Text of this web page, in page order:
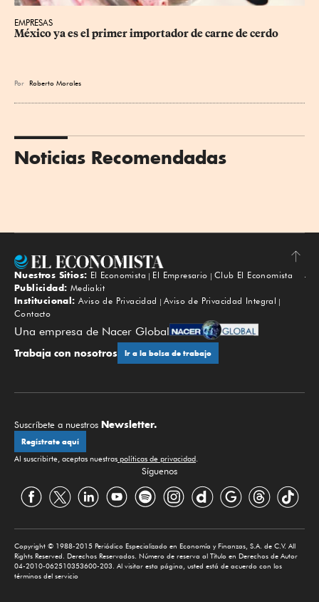
EMPRESAS
México ya es el primer importador de carne de cerdo
Por Roberto Morales
Noticias Recomendadas
Subir
Nuestros Sitios: El Economista El Empresario
Club El Economista
Publicidad: Mediakit
Institucional: Aviso de Privacidad
Aviso de Privacidad Integral
Contacto
Una empresa de Nacer Global
Trabaja con nosotros Ir a la bolsa de trabajo
Suscríbete a nuestros Newsletter.
Regístrate aquí
Al suscribirte, aceptas nuestras políticas de privacidad.
Síguenos
Copyright © 1988-2015 Periódico Especializado en Economía y Finanzas, S.A. de C.V. All
Rights Reserved. Derechos Reservados. Número de reserva al Título en Derechos de Autor
04-2010-062510353600-203. Al visitar esta página, usted está de acuerdo con los
términos del servicio